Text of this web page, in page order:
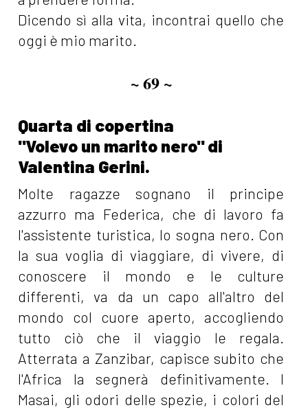
Dicendo sì alla vita, incontrai quello che
oggi è mio marito.
~ 69 ~
Quarta di copertina
"Volevo un marito nero" di
Valentina Gerini.
Molte ragazze sognano il principe
azzurro ma Federica, che di lavoro fa
l'assistente turistica, lo sogna nero. Con
la sua voglia di viaggiare, di vivere, di
conoscere il mondo e le culture
differenti, va da un capo all'altro del
mondo col cuore aperto, accogliendo
tutto ciò che il viaggio le regala.
Atterrata a Zanzibar, capisce subito che
l'Africa la segnerà definitivamente. I
Masai, gli odori delle spezie, i colori del